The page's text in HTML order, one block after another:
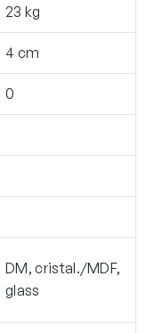
23 kg
4 cm
0
DM, cristal./MDF,
glass